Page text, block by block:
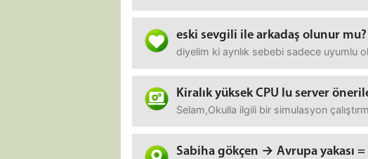
eski sevgili ile arkadaş olunur mu?
diyelim ki ayrılık sebebi sadece uyumlu
Kiralık yüksek CPU lu server
Selam,Okulla ilgili bir simulasyon
Sabiha gökçen → Avrupa yakası